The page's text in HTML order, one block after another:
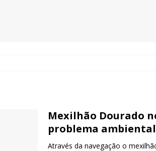
Mexilhão Dourado
problema
Através da navegação o